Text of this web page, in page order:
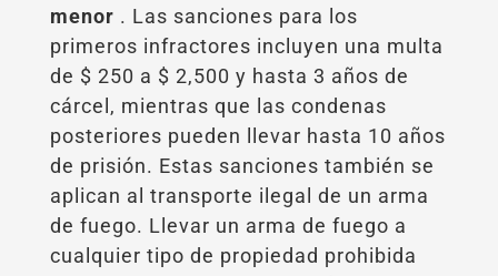
menor . Las sanciones para los
primeros infractores incluyen una multa
de $ 250 a $ 2,500 y hasta 3 años de
cárcel, mientras que las condenas
posteriores pueden llevar hasta 10 años
de prisión. Estas sanciones también se
aplican al transporte ilegal de un arma
de fuego. Llevar un arma de fuego a
cualquier tipo de propiedad prohibida